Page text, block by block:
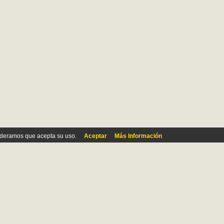
que acepta su uso. Aceptar Más Información